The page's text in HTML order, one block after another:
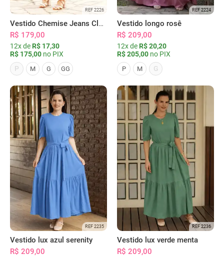
REF 2226
Vestido Chemise Jeans Clássica Serena
R$ 179,00
12x de R$ 17,30
R$ 175,00 no PIX
P
M G GG
REF 2224
Vestido longo rosê
R$ 209,00
12x de R$ 20,20
R$ 205,00 no PIX
P M G
REF 2235
Vestido lux azul serenity
R$ 209,00
REF 2236
Vestido lux verde menta
R$ 209,00